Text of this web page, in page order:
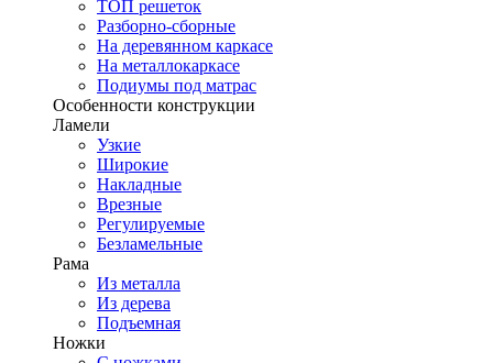
ТОП решеток
Разборно-сборные
На деревянном каркасе
На металлокаркасе
Подиумы под матрас
Особенности конструкции
Ламели
Узкие
Широкие
Накладные
Врезные
Регулируемые
Безламельные
Рама
Из металла
Из дерева
Подъемная
Ножки